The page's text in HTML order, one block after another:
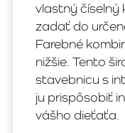
vlastný číselný
zadať do
Farebné
nižšie. Tento
stavebnicu s
ju prispôsobiť
vášho dieťaťa.